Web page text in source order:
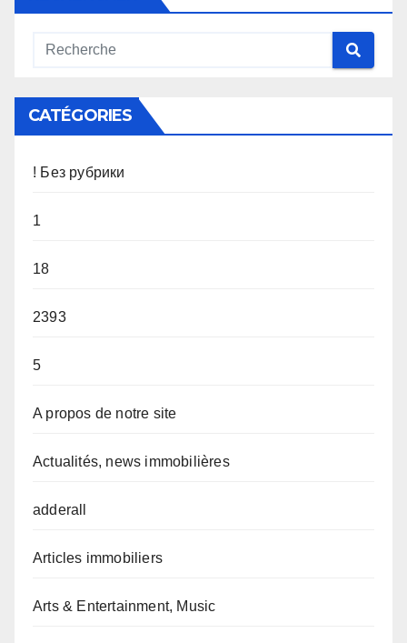
CATÉGORIES
! Без рубрики
1
18
2393
5
A propos de notre site
Actualités, news immobilières
adderall
Articles immobiliers
Arts & Entertainment, Music